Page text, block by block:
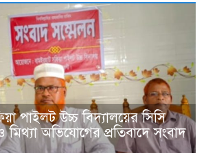
পাইলট উচ্চ বিদ্যালয়ের সিসি
মিথ্যা অভিযোগের প্রতিবাদে সংবাদ